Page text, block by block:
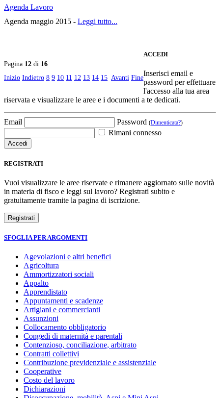
Agenda Lavoro
Agenda maggio 2015 - Leggi tutto...
Pagina 12 di 16
Inizio Indietro 8 9 10 11 12 13 14 15 Avanti Fine
ACCEDI
Inserisci email e
password per effettuare
l'accesso alla tua area
riservata e visualizzare le aree e i documenti a te dedicati.
Email Password (Dimenticata?)
Rimani connesso
REGISTRATI
Vuoi visualizzare le aree riservate e rimanere aggiornato sulle novità
in materia di fisco e leggi sul lavoro? Registrati subito e
gratuitamente tramite la pagina di iscrizione.
SFOGLIA PER ARGOMENTI
Agevolazioni e altri benefici
Agricoltura
Ammortizzatori sociali
Appalto
Apprendistato
Appuntamenti e scadenze
Artigiani e commercianti
Assunzioni
Collocamento obbligatorio
Congedi di maternità e parentali
Contenzioso, conciliazione, arbitrato
Contratti collettivi
Contribuzione previdenziale e assistenziale
Cooperative
Costo del lavoro
Dichiarazioni